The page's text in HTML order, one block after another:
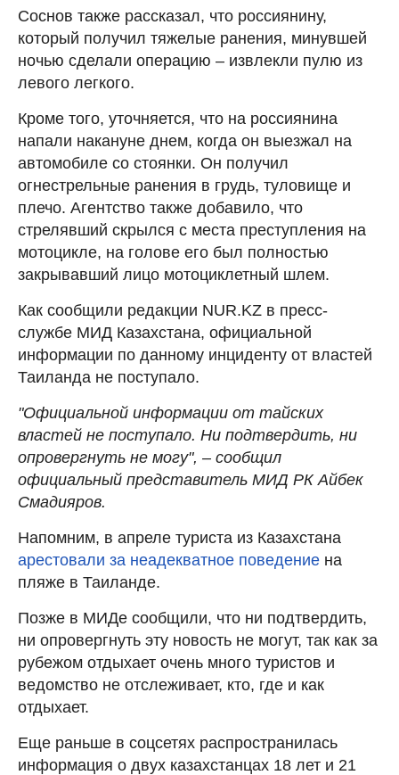
Соснов также рассказал, что россиянину,
который получил тяжелые ранения, минувшей
ночью сделали операцию – извлекли пулю из
левого легкого.
Кроме того, уточняется, что на россиянина
напали накануне днем, когда он выезжал на
автомобиле со стоянки. Он получил
огнестрельные ранения в грудь, туловище и
плечо. Агентство также добавило, что
стрелявший скрылся с места преступления на
мотоцикле, на голове его был полностью
закрывавший лицо мотоциклетный шлем.
Как сообщили редакции NUR.KZ в пресс-
службе МИД Казахстана, официальной
информации по данному инциденту от властей
Таиланда не поступало.
"Официальной информации от тайских
властей не поступало. Ни подтвердить, ни
опровергнуть не могу", – сообщил
официальный представитель МИД РК Айбек
Смадияров.
Напомним, в апреле туриста из Казахстана
арестовали за неадекватное поведение на
пляже в Таиланде.
Позже в МИДе сообщили, что ни подтвердить,
ни опровергнуть эту новость не могут, так как за
рубежом отдыхает очень много туристов и
ведомство не отслеживает, кто, где и как
отдыхает.
Еще раньше в соцсетях распространилась
информация о двух казахстанцах 18 лет и 21